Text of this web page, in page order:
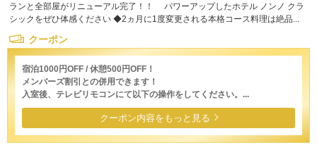
ランと全部屋がリニューアル完了！！ パワーアップしたホテル ノンノ クラ
シックをぜひ体感ください ◆2ヵ月に1度変更される本格コース料理は絶品...
クーポン
宿泊1000円OFF / 休憩500円OFF！
メンバーズ割引との併用できます！
入室後、テレビリモコンにて以下の操作をしてください。...
クーポン内容をもっと見る